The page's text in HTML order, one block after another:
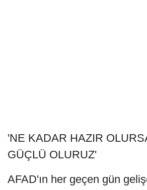
'NE KADAR HAZIR
GÜÇLÜ OLURUZ'
AFAD'ın her geçen gün